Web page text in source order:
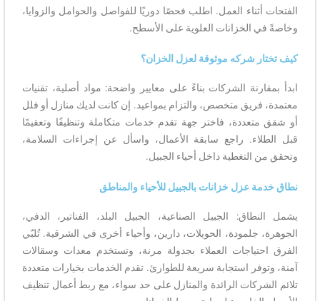
الفتحات أثناء العمل. اطلب فحصًا دوريًا للفواصل والحوامل والزوايا،
وخاصةً في الخزانات العلوية على الأسطح.
كيف تختار شركه موثوقة لعزل الخزان؟
ابدأ بمقارنة الشركات بناءً على معايير واضحة: مواد أصلية، تقنيات
معتمدة، فريق متخصص، والتزام بمواعيد. إن كانت لديك منازل أو فلل
أو شقق متعددة، فاختر جهة تقدم خدمات متكاملة وتنظيفًا وتعقيمًا
قبل الطلاء. راجع سابقة الأعمال، واسأل عن إجراءات السلامة،
وتحقق من التغطية داخل أحياء الجبيل.
نطاق خدمة عزل خزانات بالجبيل للأحياء والمناطق
يشمل النطاق: الجبيل الصناعية، الجبيل البلد، الفناتير، الدفي،
الجوهرة، جلمودة، الحويلات، دارين، وأحياء أخرى في الشرقية. تُلبّي
الفرق احتياجات العملاء بجدولة مرنة، وتستخدم معدات وسقالات
آمنة، وتوفر استجابة سريعة للطوارئ. تقدم الخدمات بخيارات متعددة
تلائم الشركات الرائدة والمنازل على حد سواء، مع ربط أعمال تنظيف